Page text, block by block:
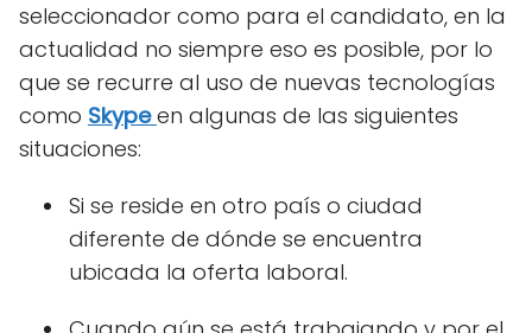
seleccionador como para el candidato, en la
actualidad no siempre eso es posible, por lo
que se recurre al uso de nuevas tecnologías
como Skypeen algunas de las siguientes
situaciones:
Si se reside en otro país o ciudad
diferente de dónde se encuentra
ubicada la oferta laboral.